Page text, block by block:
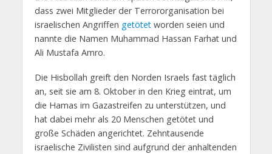
dass zwei Mitglieder der Terrororganisation bei
israelischen Angriffen getötetworden seien und
nannte die Namen Muhammad Hassan Farhat und
Ali Mustafa Amro.
Die Hisbollah greift den Norden Israels fast täglich
an, seit sie am 8. Oktober in den Krieg eintrat, um
die Hamas im Gazastreifen zu unterstützen, und
hat dabei mehr als 20 Menschen getötet und
große Schäden angerichtet. Zehntausende
israelische Zivilisten sind aufgrund der anhaltenden